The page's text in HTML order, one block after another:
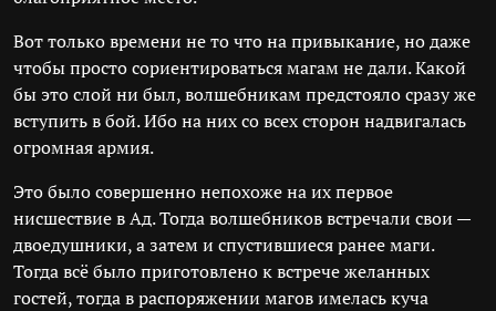
Вот только времени не то что на привыкание, но даже
чтобы просто сориентироваться магам не дали. Какой
бы это слой ни был, волшебникам предстояло сразу же
вступить в бой. Ибо на них со всех сторон надвигалась
огромная армия.
Это было совершенно непохоже на их первое
нисшествие в Ад. Тогда волшебников встречали свои —
двоедушники, а затем и спустившиеся ранее маги.
Тогда всё было приготовлено к встрече желанных
гостей, тогда в распоряжении магов имелась куча